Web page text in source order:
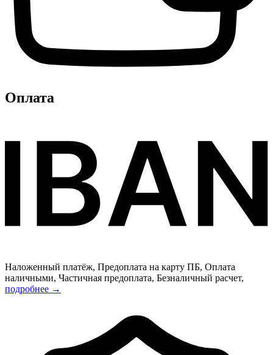
Оплата
Наложенный платёж, Предоплата на карту ПБ, Оплата
наличными, Частичная предоплата, Безналичный расчет,
подробнее →